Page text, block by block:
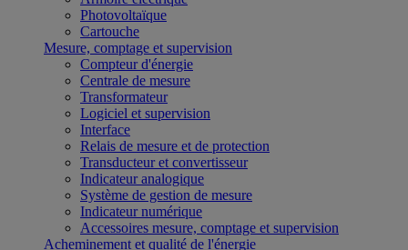
Photovoltaïque
Cartouche
Mesure, comptage et supervision
Compteur d'énergie
Centrale de mesure
Transformateur
Logiciel et supervision
Interface
Relais de mesure et de protection
Transducteur et convertisseur
Indicateur analogique
Système de gestion de mesure
Indicateur numérique
Accessoires mesure, comptage et supervision
Acheminement et qualité de l'énergie